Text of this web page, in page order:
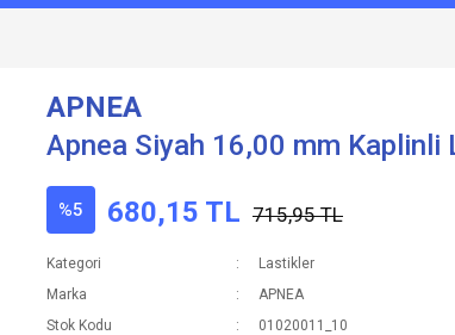
APNEA
Apnea Siyah 16,00 mm Kaplinli
%5 680,15 TL 715,95 TL
Kategori
Lastikler
Marka
APNEA
Stok Kodu
01020011_10